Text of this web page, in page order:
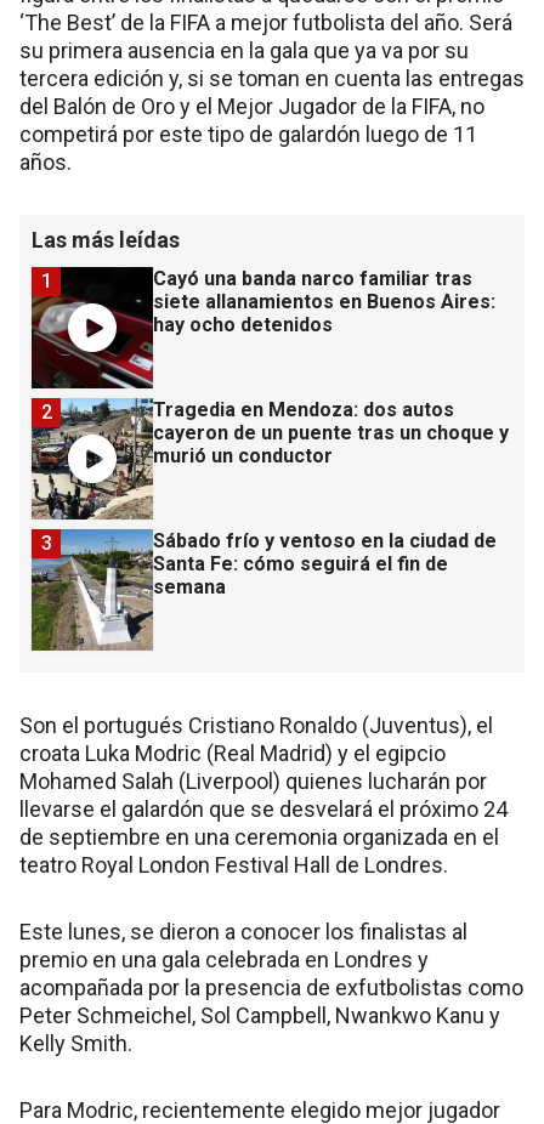
‘The Best’ de la FIFA a mejor futbolista del año. Será
su primera ausencia en la gala que ya va por su
tercera edición y, si se toman en cuenta las entregas
del Balón de Oro y el Mejor Jugador de la FIFA, no
competirá por este tipo de galardón luego de 11
años.
Las más leídas
Cayó una banda narco familiar tras
siete allanamientos en Buenos Aires:
hay ocho detenidos
1
Tragedia en Mendoza: dos autos
cayeron de un puente tras un choque y
murió un conductor
2
Sábado frío y ventoso en la ciudad de
Santa Fe: cómo seguirá el fin de
semana
3
Son el portugués Cristiano Ronaldo (Juventus), el
croata Luka Modric (Real Madrid) y el egipcio
Mohamed Salah (Liverpool) quienes lucharán por
llevarse el galardón que se desvelará el próximo 24
de septiembre en una ceremonia organizada en el
teatro Royal London Festival Hall de Londres.
Este lunes, se dieron a conocer los finalistas al
premio en una gala celebrada en Londres y
acompañada por la presencia de exfutbolistas como
Peter Schmeichel, Sol Campbell, Nwankwo Kanu y
Kelly Smith.
Para Modric, recientemente elegido mejor jugador